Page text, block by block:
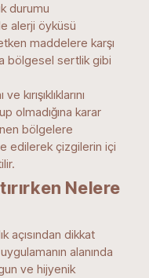
durumu
alerji öyküsü
maddelere karşı
bölgesel sertlik gibi
kırışıklıklarını
olmadığına karar
bölgelere
edilerek çizgilerin içi
Nelere
açısından dikkat
alanında
ve hijyenik